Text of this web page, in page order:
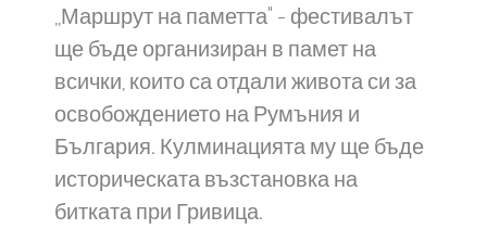
„Маршрут на паметта" - фестивалът
ще бъде организиран в памет на
всички, които са отдали живота си за
освобождението на Румъния и
България. Кулминацията му ще бъде
историческата възстановка на
битката при Гривица.